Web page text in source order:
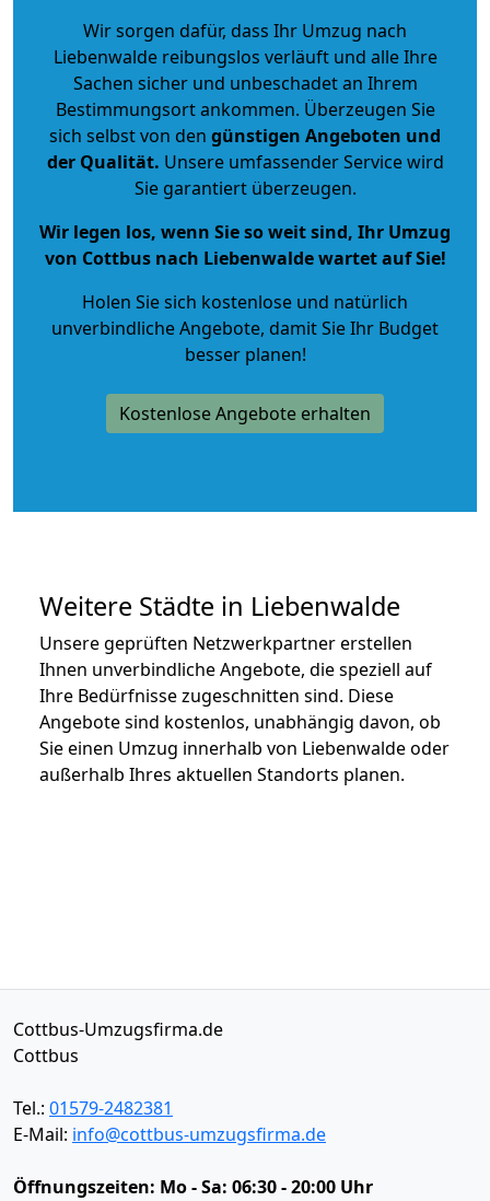
Wir sorgen dafür, dass Ihr Umzug nach
Liebenwalde reibungslos verläuft und alle Ihre
Sachen sicher und unbeschadet an Ihrem
Bestimmungsort ankommen. Überzeugen Sie
sich selbst von den günstigen Angeboten und
der Qualität. Unsere umfassender Service wird
Sie garantiert überzeugen.
Wir legen los, wenn Sie so weit sind, Ihr Umzug
von Cottbus nach Liebenwalde wartet auf Sie!
Holen Sie sich kostenlose und natürlich
unverbindliche Angebote, damit Sie Ihr Budget
besser planen!
Kostenlose Angebote erhalten
Weitere Städte in Liebenwalde
Unsere geprüften Netzwerkpartner erstellen
Ihnen unverbindliche Angebote, die speziell auf
Ihre Bedürfnisse zugeschnitten sind. Diese
Angebote sind kostenlos, unabhängig davon, ob
Sie einen Umzug innerhalb von Liebenwalde oder
außerhalb Ihres aktuellen Standorts planen.
Cottbus-Umzugsfirma.de
Cottbus
Tel.: 01579-2482381
E-Mail: info@cottbus-umzugsfirma.de
Öffnungszeiten: Mo - Sa: 06:30 - 20:00 Uhr